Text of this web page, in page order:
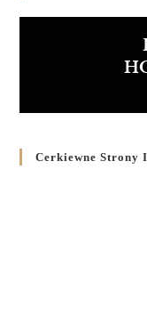
Cerkiewne Strony